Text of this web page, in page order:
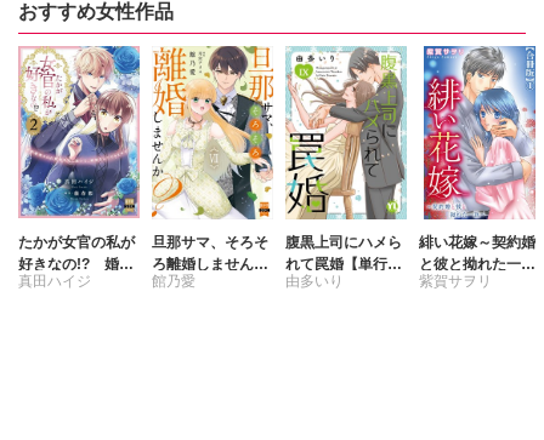
おすすめ女性作品
たかが女官の私が
好きなの!? 婚約
破棄された姫様を
真田ハイジ
旦那サマ、そろそ
ろ離婚しません
か？【単行本版】
館乃愛
腹黒上司にハメら
れて罠婚【単行本
版】【電子書店限
由多いり
緋い花嫁～契約婚
と彼と拗れた一族
～【合冊版】
紫賀サヲリ